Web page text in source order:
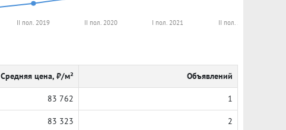
II пол. 2019 II пол. 2020 I пол. 2021 II пол. 2021
Средняя цена, ₽/м² Объявлений
83 762 1
83 323 2